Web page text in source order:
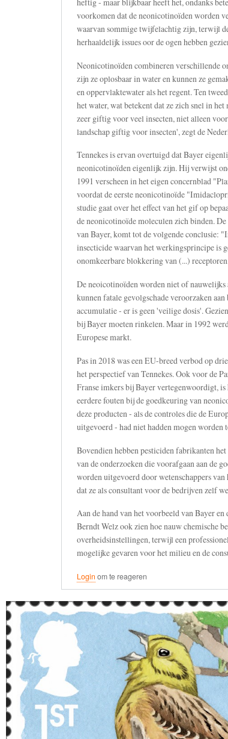
voorkomen dat de neonicotinoïden worden
waarvan sommige twijfelachtig zijn, terwijl
herhaaldelijk issues oor de ogen hebben
Neonicotinoïden combineren verschillende
zijn ze oplosbaar in water en kunnen ze
en oppervlaktewater als het regent. Ten
het water, wat betekent dat ze zich snel in
zeer giftig voor veel insecten, niet alleen
landschap giftig voor insecten', zegt de
Tennekes is ervan overtuigd dat Bayer
neonicotinoïden eigenlijk zijn. Hij verwijst
1991 verscheen in het eigen concernblad
voordat de eerste neonicotinoïde
studie gaat over het effect van het gif op
de neonicotinoïde moleculen zich binden.
van Bayer, komt tot de volgende conclusie:
insecticide waarvan het werkingsprincipe is
onomkeerbare blokkering van (...)
De neoicotinoïden worden niet of nauwelijks
kunnen fatale gevolgschade veroorzaken
accumulatie - er is geen 'veilige dosis'.
bij Bayer moeten rinkelen. Maar in 1992
Europese markt.
Pas in 2018 was een EU-breed verbod op
het perspectief van Tennekes. Ook voor de
Franse imkers bij Bayer vertegenwoordigt,
eerdere fouten bij de goedkeuring van
deze producten - als de controles die de
uitgevoerd - had niet hadden mogen worden
Bovendien hebben pesticiden fabrikanten
van de onderzoeken die voorafgaan aan de
worden uitgevoerd door wetenschappers
dat ze als consultant voor de bedrijven zelf
Aan de hand van het voorbeeld van Bayer
Berndt Welz ook zien hoe nauw chemische
overheidsinstellingen, terwijl een
mogelijke gevaren voor het milieu en de
Login om te reageren